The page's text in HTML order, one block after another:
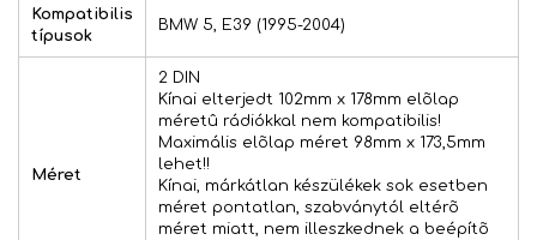
Kompatibilis
típusok
BMW 5, E39 (1995-2004)
Méret
2 DIN
Kínai elterjedt 102mm x 178mm elõlap
méretû rádiókkal nem kompatibilis!
Maximális elõlap méret 98mm x 173,5mm
lehet!!
Kínai, márkátlan készülékek sok esetben
méret pontatlan, szabványtól eltérõ
méret miatt, nem illeszkednek a beépítõ